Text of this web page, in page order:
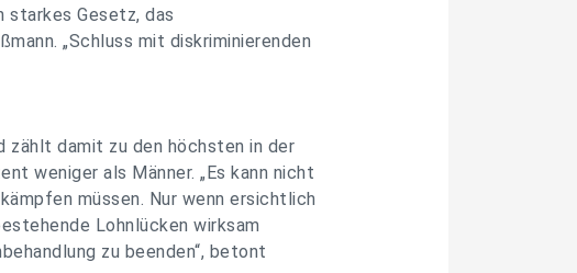
starkes Gesetz, das
„Schluss mit diskriminierenden
zählt damit zu den höchsten in der
weniger als Männer. „Es kann nicht
müssen. Nur wenn ersichtlich
Lohnlücken wirksam
zu beenden“, betont